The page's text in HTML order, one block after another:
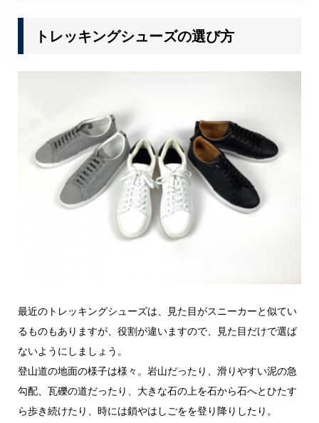
トレッキングシューズの選び方
最近のトレッキングシューズは、見た目がスニーカーと似てい
るものもありますが、役割が違いますので、見た目だけで選ば
ないようにしましょう。
登山道の地面の様子は様々。岩山だったり、滑りやすい泥の急
勾配、瓦礫の道だったり、大きな石の上を石から石へとひたす
ら歩き続けたり、時には鎖やはしごをを登り降りしたり。